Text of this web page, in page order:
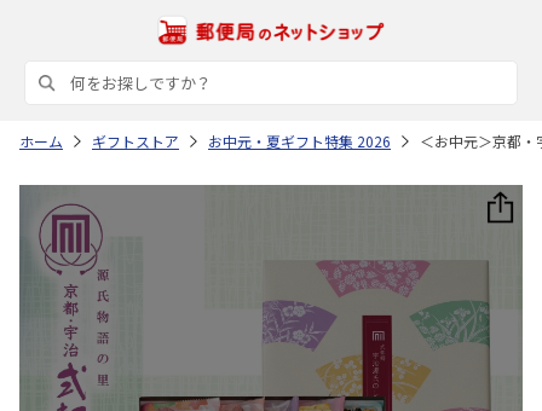
ホーム ギフトストア お中元・夏ギフト特集 2026 ＜お中元＞京都